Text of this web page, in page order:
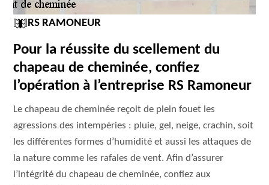
RS RAMONEUR
Pour la réussite du scellement du
chapeau de cheminée, confiez
l’opération à l’entreprise RS Ramoneur
Le chapeau de cheminée reçoit de plein fouet les
agressions des intempéries : pluie, gel, neige, crachin, soit
les différentes formes d’humidité et aussi les attaques de
la nature comme les rafales de vent. Afin d’assurer
l’intégrité du chapeau de cheminée, confiez aux